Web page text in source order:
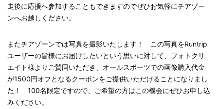
走後に応援へ参加することもできますのでぜひお気軽にチアゾー
ンへお越しください。
またチアゾーンでは写真を撮影いたします！ この写真をRuntrip
ユーザーの皆様にお届けしたいという思いに対して、フォトクリ
エイト様よりご賛同いただき、オールスポーツでの画像購入代金
が1500円オフとなるクーポンをご提供いただけることになりまし
た！ 100名限定ですので、ご希望の方はこの機会にぜひお申し込
みください。